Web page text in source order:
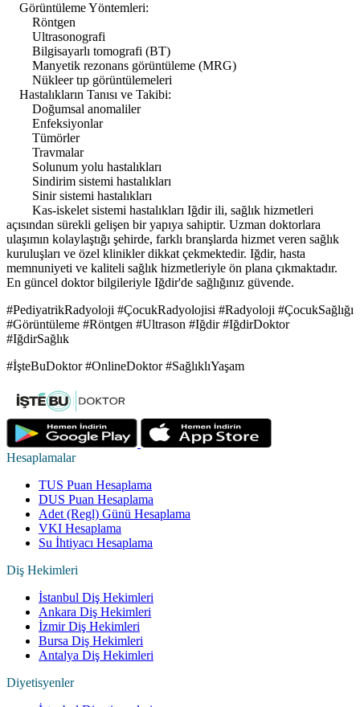
Görüntüleme Yöntemleri:
Röntgen
Ultrasonografi
Bilgisayarlı tomografi (BT)
Manyetik rezonans görüntüleme (MRG)
Nükleer tıp görüntülemeleri
Hastalıkların Tanısı ve Takibi:
Doğumsal anomaliler
Enfeksiyonlar
Tümörler
Travmalar
Solunum yolu hastalıkları
Sindirim sistemi hastalıkları
Sinir sistemi hastalıkları
Kas-iskelet sistemi hastalıkları Iğdir ili, sağlık hizmetleri
açısından sürekli gelişen bir yapıya sahiptir. Uzman doktorlara
ulaşımın kolaylaştığı şehirde, farklı branşlarda hizmet veren sağlık
kuruluşları ve özel klinikler dikkat çekmektedir. Iğdir, hasta
memnuniyeti ve kaliteli sağlık hizmetleriyle ön plana çıkmaktadır.
En güncel doktor bilgileriyle Iğdir'de sağlığınız güvende.
#PediyatrikRadyoloji #ÇocukRadyolojisi #Radyoloji #ÇocukSağlığı
#Görüntüleme #Röntgen #Ultrason #Iğdir #IğdirDoktor
#IğdirSağlık
#İşteBuDoktor #OnlineDoktor #SağlıklıYaşam
Hesaplamalar
TUS Puan Hesaplama
DUS Puan Hesaplama
Adet (Regl) Günü Hesaplama
VKI Hesaplama
Su İhtiyacı Hesaplama
Diş Hekimleri
İstanbul Diş Hekimleri
Ankara Diş Hekimleri
İzmir Diş Hekimleri
Bursa Diş Hekimleri
Antalya Diş Hekimleri
Diyetisyenler